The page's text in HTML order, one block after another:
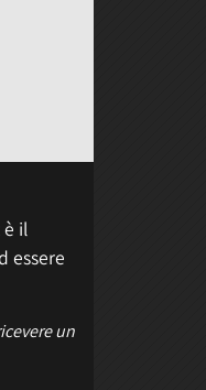
il
essere
un